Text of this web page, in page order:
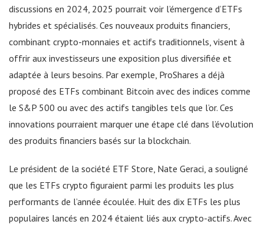
discussions en 2024, 2025 pourrait voir l’émergence d’ETFs
hybrides et spécialisés. Ces nouveaux produits financiers,
combinant crypto-monnaies et actifs traditionnels, visent à
offrir aux investisseurs une exposition plus diversifiée et
adaptée à leurs besoins. Par exemple, ProShares a déjà
proposé des ETFs combinant Bitcoin avec des indices comme
le S&P 500 ou avec des actifs tangibles tels que l’or. Ces
innovations pourraient marquer une étape clé dans l’évolution
des produits financiers basés sur la blockchain.
Le président de la société ETF Store, Nate Geraci, a souligné
que les ETFs crypto figuraient parmi les produits les plus
performants de l’année écoulée. Huit des dix ETFs les plus
populaires lancés en 2024 étaient liés aux crypto-actifs. Avec